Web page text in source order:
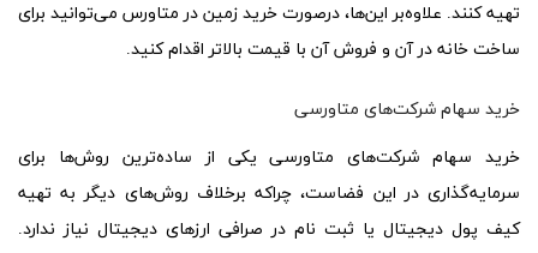
تهیه کنند. علاوه‌بر این‌ها، درصورت خرید زمین در متاورس می‌توانید برای
ساخت خانه در آن و فروش آن با قیمت بالاتر اقدام کنید.
خرید سهام شرکت‌های متاورسی
خرید سهام شرکت‌های متاورسی یکی از ساده‌ترین روش‌ها برای
سرمایه‌گذاری در این فضاست، چراکه برخلاف روش‌های دیگر به تهیه
کیف پول دیجیتال یا ثبت نام در صرافی ارزهای دیجیتال نیاز ندارد.